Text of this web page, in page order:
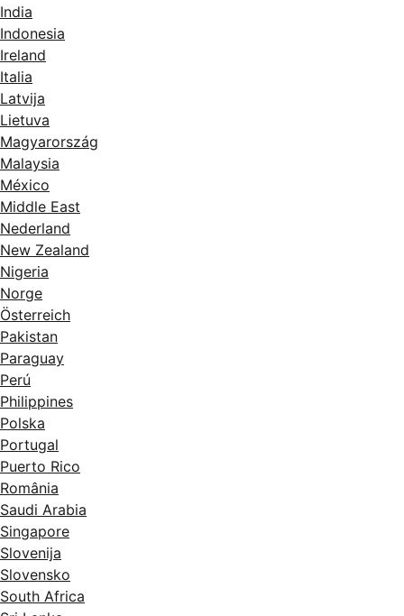
India
Indonesia
Ireland
Italia
Latvija
Lietuva
Magyarország
Malaysia
México
Middle East
Nederland
New Zealand
Nigeria
Norge
Österreich
Pakistan
Paraguay
Perú
Philippines
Polska
Portugal
Puerto Rico
România
Saudi Arabia
Singapore
Slovenija
Slovensko
South Africa